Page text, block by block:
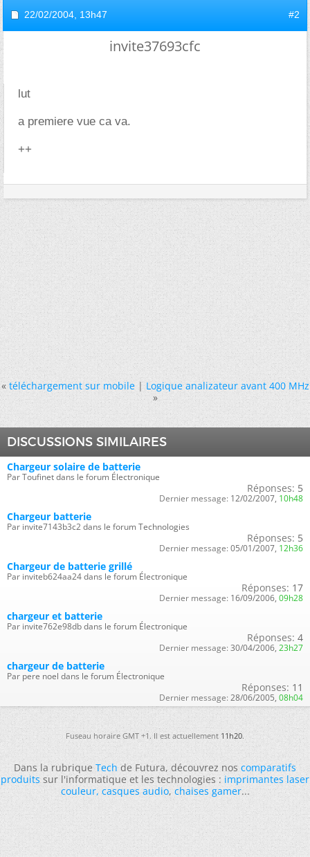
22/02/2004, 13h47 #2
invite37693cfc
lut
a premiere vue ca va.
++
« téléchargement sur mobile|Logique analizateur avant 400 MHz
»
DISCUSSIONS SIMILAIRES
Chargeur solaire de batterie
Par Toufinet dans le forum Électronique
Réponses: 5
Dernier message: 12/02/2007, 10h48
Chargeur batterie
Par invite7143b3c2 dans le forum Technologies
Réponses: 5
Dernier message: 05/01/2007, 12h36
Chargeur de batterie grillé
Par inviteb624aa24 dans le forum Électronique
Réponses: 17
Dernier message: 16/09/2006, 09h28
chargeur et batterie
Par invite762e98db dans le forum Électronique
Réponses: 4
Dernier message: 30/04/2006, 23h27
chargeur de batterie
Par pere noel dans le forum Électronique
Réponses: 11
Dernier message: 28/06/2005, 08h04
Fuseau horaire GMT +1. Il est actuellement11h20.
Dans la rubriqueTechde Futura, découvrez noscomparatifs
produitssur l'informatique et les technologies :imprimantes laser
couleur,casques audio,chaises gamer...